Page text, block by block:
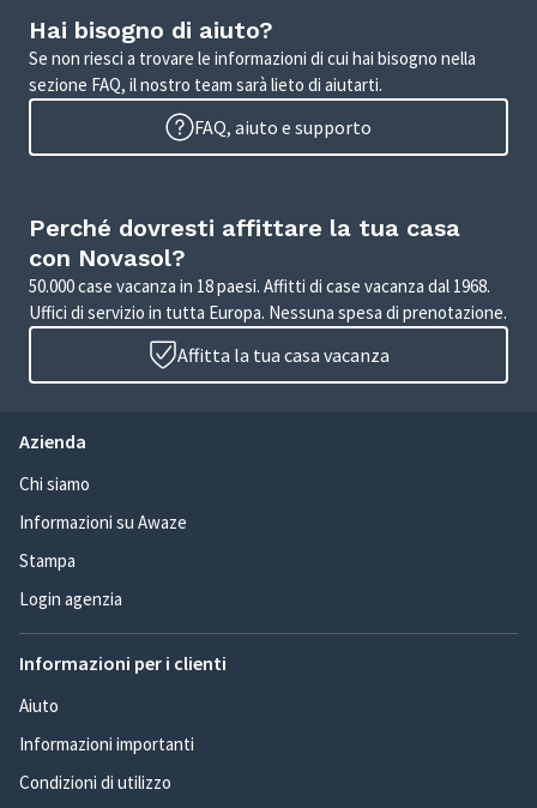
Hai bisogno di aiuto?
Se non riesci a trovare le informazioni di cui hai bisogno nella
sezione FAQ, il nostro team sarà lieto di aiutarti.
FAQ, aiuto e supporto
Perché dovresti affittare la tua casa
con Novasol?
50.000 case vacanza in 18 paesi. Affitti di case vacanza dal 1968.
Uffici di servizio in tutta Europa. Nessuna spesa di prenotazione.
Affitta la tua casa vacanza
Azienda
Chi siamo
Informazioni su Awaze
Stampa
Login agenzia
Informazioni per i clienti
Aiuto
Informazioni importanti
Condizioni di utilizzo